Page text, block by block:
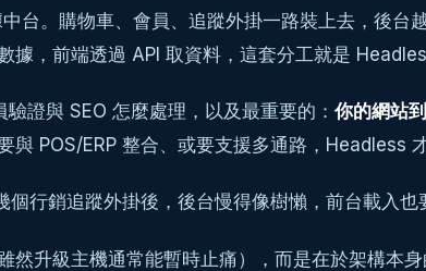
台。購物車、會員、追蹤外掛一路裝上去，後台
，前端透過 API 取資料，這套分工就是
證與 SEO 怎麼處理，以及最重要的：你的網站
與 POS/ERP 整合、或要支援多通路，Headless
行銷追蹤外掛後，後台慢得像樹懶，前台載入也
升級主機通常能暫時止痛），而是在於架構本